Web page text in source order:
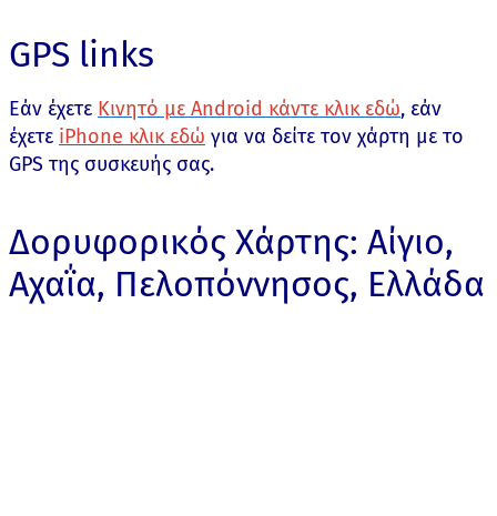
GPS links
Εάν έχετε Κινητό με Android κάντε κλικ εδώ, εάν
έχετε iPhone κλικ εδώ για να δείτε τον χάρτη με το
GPS της συσκευής σας.
Δορυφορικός Χάρτης: Αίγιο,
Αχαΐα, Πελοπόννησος, Ελλάδα